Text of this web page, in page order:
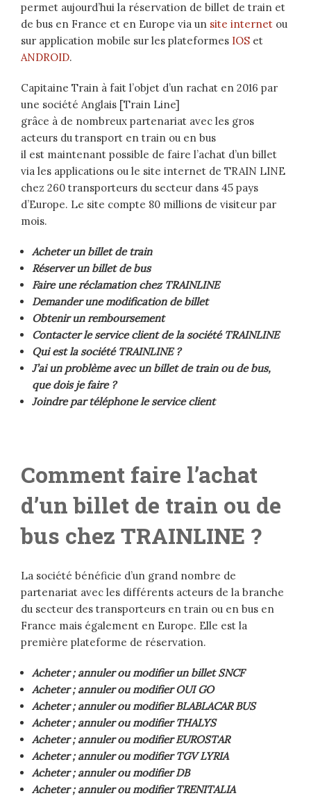
permet aujourd’hui la réservation de billet de train et
de bus en France et en Europe via un site internet ou
sur application mobile sur les plateformes IOS et
ANDROID.
Capitaine Train à fait l’objet d’un rachat en 2016 par
une société Anglais [Train Line]
grâce à de nombreux partenariat avec les gros
acteurs du transport en train ou en bus
il est maintenant possible de faire l’achat d’un billet
via les applications ou le site internet de TRAIN LINE
chez 260 transporteurs du secteur dans 45 pays
d’Europe. Le site compte 80 millions de visiteur par
mois.
Acheter un billet de train
Réserver un billet de bus
Faire une réclamation chez TRAINLINE
Demander une modification de billet
Obtenir un remboursement
Contacter le service client de la société TRAINLINE
Qui est la société TRAINLINE ?
J’ai un problème avec un billet de train ou de bus,
que dois je faire ?
Joindre par téléphone le service client
Comment faire l’achat
d’un billet de train ou de
bus chez TRAINLINE ?
La société bénéficie d’un grand nombre de
partenariat avec les différents acteurs de la branche
du secteur des transporteurs en train ou en bus en
France mais également en Europe. Elle est la
première plateforme de réservation.
Acheter ; annuler ou modifier un billet SNCF
Acheter ; annuler ou modifier OUI GO
Acheter ; annuler ou modifier BLABLACAR BUS
Acheter ; annuler ou modifier THALYS
Acheter ; annuler ou modifier EUROSTAR
Acheter ; annuler ou modifier TGV LYRIA
Acheter ; annuler ou modifier DB
Acheter ; annuler ou modifier TRENITALIA